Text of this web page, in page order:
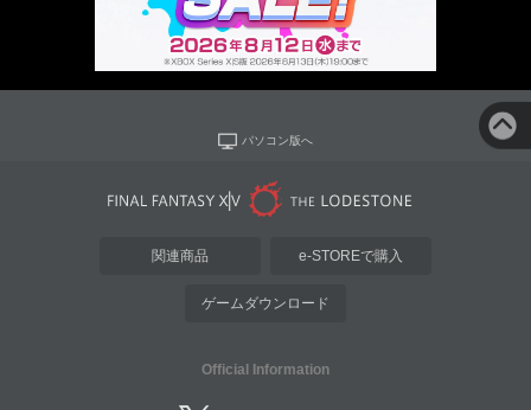
パソコン版へ
関連商品 e-STOREで購入
ゲームダウンロード
Official Information